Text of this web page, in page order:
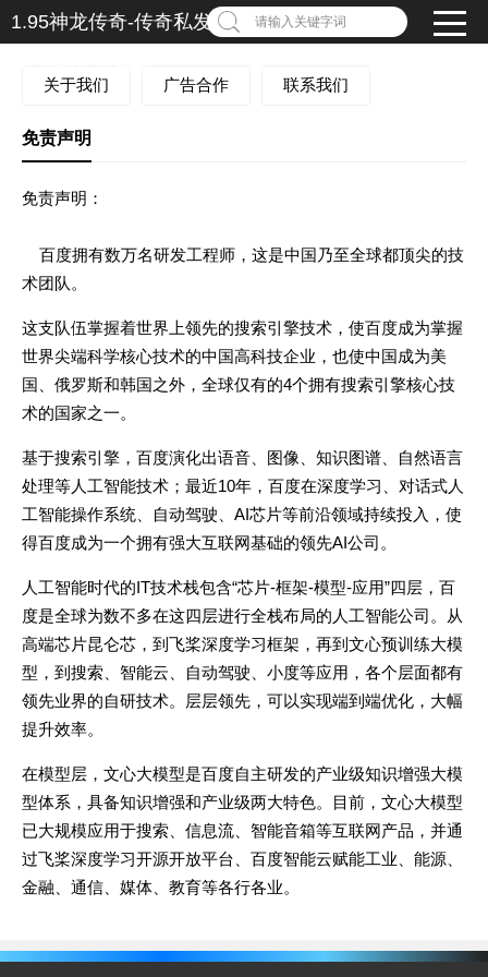
1.95神龙传奇-传奇私发服1.95-1.95传奇私服发布
请输入关键字词
关于我们 广告合作 联系我们
免责声明
免责声明：
百度拥有数万名研发工程师，这是中国乃至全球都顶尖的技
术团队。
这支队伍掌握着世界上领先的搜索引擎技术，使百度成为掌握
世界尖端科学核心技术的中国高科技企业，也使中国成为美
国、俄罗斯和韩国之外，全球仅有的4个拥有搜索引擎核心技
术的国家之一。
基于搜索引擎，百度演化出语音、图像、知识图谱、自然语言
处理等人工智能技术；最近10年，百度在深度学习、对话式人
工智能操作系统、自动驾驶、AI芯片等前沿领域持续投入，使
得百度成为一个拥有强大互联网基础的领先AI公司。
人工智能时代的IT技术栈包含“芯片-框架-模型-应用”四层，百
度是全球为数不多在这四层进行全栈布局的人工智能公司。从
高端芯片昆仑芯，到飞桨深度学习框架，再到文心预训练大模
型，到搜索、智能云、自动驾驶、小度等应用，各个层面都有
领先业界的自研技术。层层领先，可以实现端到端优化，大幅
提升效率。
在模型层，文心大模型是百度自主研发的产业级知识增强大模
型体系，具备知识增强和产业级两大特色。目前，文心大模型
已大规模应用于搜索、信息流、智能音箱等互联网产品，并通
过飞桨深度学习开源开放平台、百度智能云赋能工业、能源、
金融、通信、媒体、教育等各行各业。